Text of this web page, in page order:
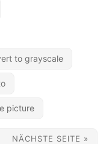
to grayscale
picture
NÄCHSTE SEITE »